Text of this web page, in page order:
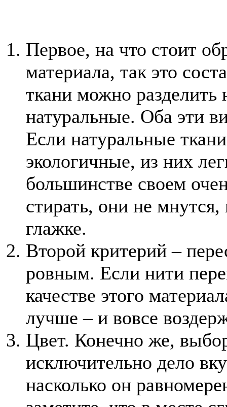
Первое, на что стоит
материала, так это
ткани можно разделить
натуральные. Оба эти
Если натуральные
экологичные, из них
большинстве своем
стирать, они не
глажке.
Второй критерий –
ровным. Если нити
качестве этого
лучше – и вовсе
Цвет. Конечно же,
исключительно дело
насколько он